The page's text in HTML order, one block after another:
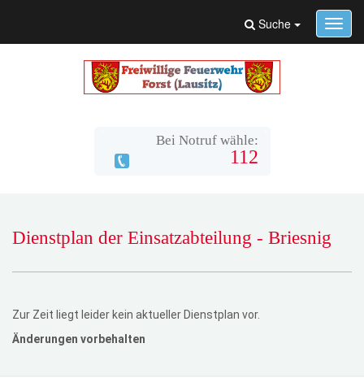
Suche
Bei Notruf wähle:
112
Dienstplan der Einsatzabteilung - Briesnig
Zur Zeit liegt leider kein aktueller Dienstplan vor.
Änderungen vorbehalten